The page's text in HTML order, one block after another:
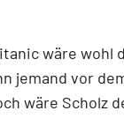
wäre wohl
jemand vor
wäre Scholz